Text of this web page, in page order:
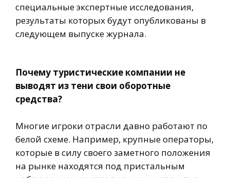
специальные экспертные исследования,
результаты которых будут опубликованы в
следующем выпуске журнала.
Почему туристические компании не
выводят из тени свои оборотные
средства?
Многие игроки отрасли давно работают по
белой схеме. Например, крупные операторы,
которые в силу своего заметного положения
на рынке находятся под пристальным